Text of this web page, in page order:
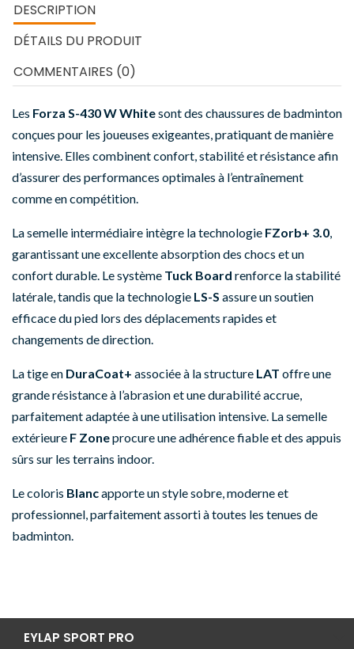
DESCRIPTION
DÉTAILS DU PRODUIT
COMMENTAIRES (0)
Les Forza S-430 W Whitesont des chaussures de badminton
conçues pour les joueuses exigeantes, pratiquant de manière
intensive. Elles combinent confort, stabilité et résistance afin
d’assurer des performances optimales à l’entraînement
comme en compétition.
La semelle intermédiaire intègre la technologie FZorb+ 3.0,
garantissant une excellente absorption des chocs et un
confort durable. Le système Tuck Board renforce la stabilité
latérale, tandis que la technologie LS-S assure un soutien
efficace du pied lors des déplacements rapides et
changements de direction.
La tige en DuraCoat+ associée à la structure LAT offre une
grande résistance à l’abrasion et une durabilité accrue,
parfaitement adaptée à une utilisation intensive. La semelle
extérieure F Zoneprocure une adhérence fiable et des appuis
sûrs sur les terrains indoor.
Le coloris Blancapporte un style sobre, moderne et
professionnel, parfaitement assorti à toutes les tenues de
badminton.
EYLAP SPORT PRO